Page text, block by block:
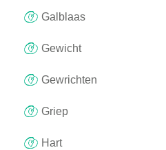
Galblaas
Gewicht
Gewrichten
Griep
Hart